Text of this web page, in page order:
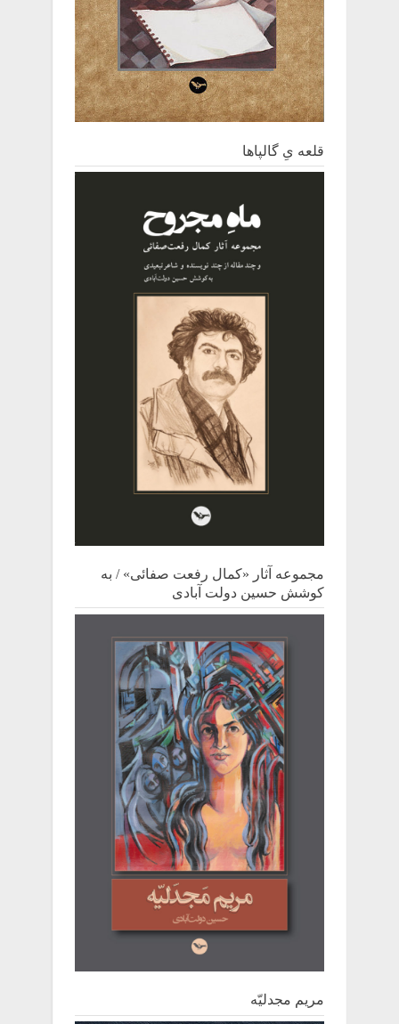
قلعه یِ ‌گالپاها
مجموعه آثار «کمال رفعت صفائی» / به
کوشش حسین دولت آبادی
مریم مجدلیّه